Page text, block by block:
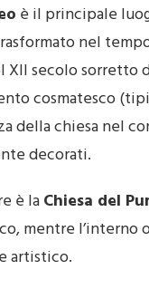
è il principale
nel
secolo sorretto
cosmatesco
della chiesa nel
decorati.
è laChiesa del
mentre
artistico.